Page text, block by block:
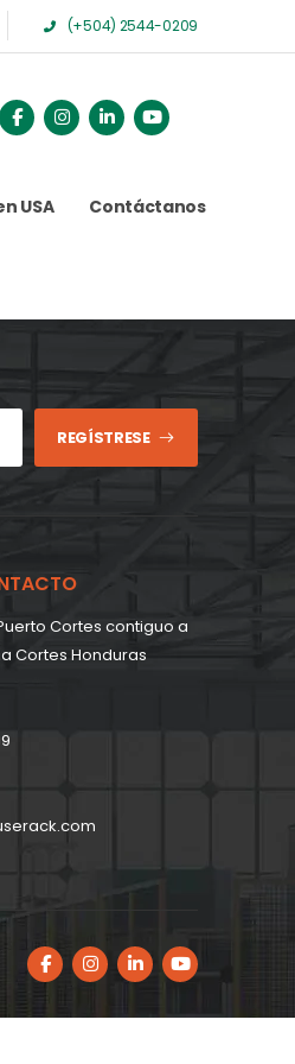
(+504) 2544-0209
USA Contáctanos
REGÍSTRESE
Cortes contiguo a
Cortes Honduras